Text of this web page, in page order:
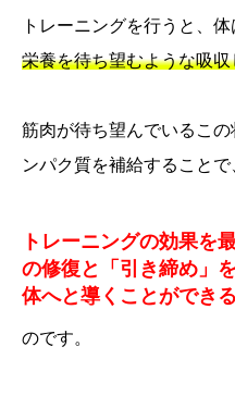
トレーニングを行うと、
栄養を待ち望むような吸
筋肉が待ち望んでいるこ
ンパク質を補給することで
トレーニングの効果を
の修復と「引き締め」
体へと導くことができる
のです。